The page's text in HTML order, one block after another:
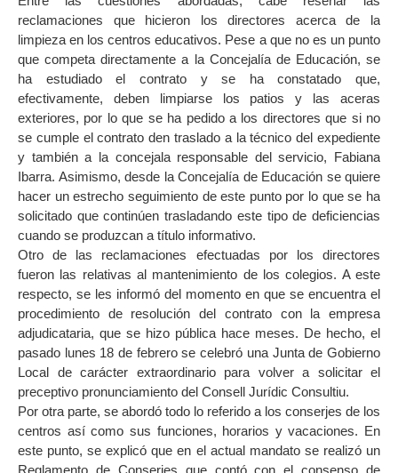
reclamaciones que hicieron los directores acerca de la
limpieza en los centros educativos. Pese a que no es un punto
que competa directamente a la Concejalía de Educación, se
ha estudiado el contrato y se ha constatado que,
efectivamente, deben limpiarse los patios y las aceras
exteriores, por lo que se ha pedido a los directores que si no
se cumple el contrato den traslado a la técnico del expediente
y también a la concejala responsable del servicio, Fabiana
Ibarra. Asimismo, desde la Concejalía de Educación se quiere
hacer un estrecho seguimiento de este punto por lo que se ha
solicitado que continúen trasladando este tipo de deficiencias
cuando se produzcan a título informativo.
Otro de las reclamaciones efectuadas por los directores
fueron las relativas al mantenimiento de los colegios. A este
respecto, se les informó del momento en que se encuentra el
procedimiento de resolución del contrato con la empresa
adjudicataria, que se hizo pública hace meses. De hecho, el
pasado lunes 18 de febrero se celebró una Junta de Gobierno
Local de carácter extraordinario para volver a solicitar el
preceptivo pronunciamiento del Consell Jurídic Consultiu.
Por otra parte, se abordó todo lo referido a los conserjes de los
centros así como sus funciones, horarios y vacaciones. En
este punto, se explicó que en el actual mandato se realizó un
Reglamento de Conserjes que contó con el consenso de